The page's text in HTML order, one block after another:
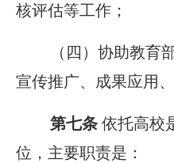
核评估等工作；
（四）协助教育
宣传推广、成果应用
第七条 依托高校
位，主要职责是：